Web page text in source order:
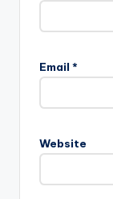
Email *
Website